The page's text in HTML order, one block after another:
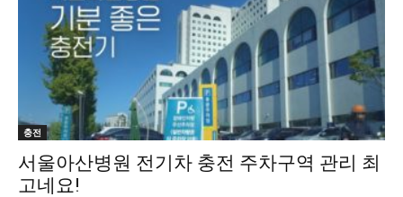
충전
서울아산병원 전기차 충전 주차구역 관리 최
고네요!